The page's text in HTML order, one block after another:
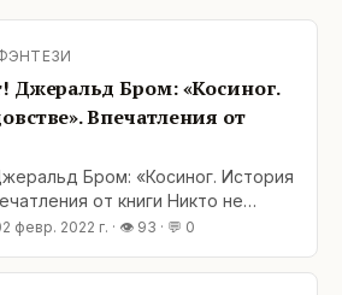
Джеральд Бром: «Косиног.
Впечатления от
Бром: «Косиног. История
от книги Никто не
сбежит, Дверь открывать не
Смоляк, «Эль-Рей» Новый
февр. 2022 г. · 👁 93 · 💬 0